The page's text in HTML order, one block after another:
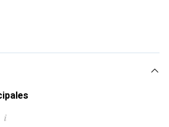
torsadées de manière variée, ce
Les domaines d'application des
transmission vocale et de données
et ATM. Les câbles
Cat6e (500 MHz) et Cat6a (625
i